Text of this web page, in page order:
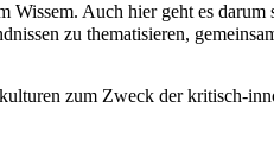
Wissem. Auch hier geht es darum
zu thematisieren,
zum Zweck der kritisch-